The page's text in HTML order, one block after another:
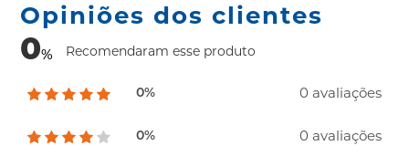
Opiniões dos clientes
0% Recomendaram esse produto
0% 0 avaliações
0% 0 avaliações